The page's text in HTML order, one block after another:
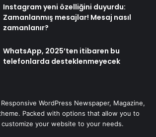
Instagram yeni özelliğini duyurdu:
Zamanlanmış mesajlar! Mesaj nasıl
zamanlanır?
WhatsApp, 2025’ten itibaren bu
telefonlarda desteklenmeyecek
WordPress Newspaper, Magazine,
Packed with options that allow you to
your website to your needs.